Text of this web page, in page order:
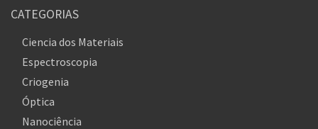
CATEGORIAS
Ciencia dos Materiais
Espectroscopia
Criogenia
Óptica
Nanociência